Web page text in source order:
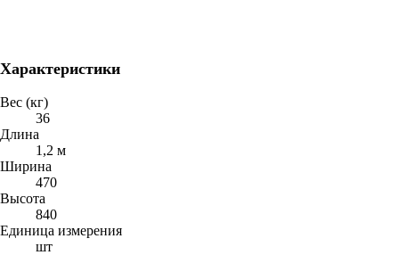
Характеристики
Вес (кг)
36
Длина
1,2 м
Ширина
470
Высота
840
Единица измерения
шт